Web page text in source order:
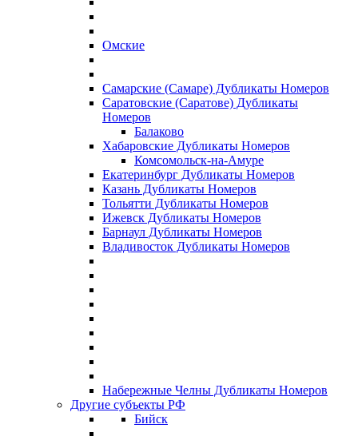
Омские
Самарские (Самаре) Дубликаты Номеров
Саратовские (Саратове) Дубликаты
Номеров
Балаково
Хабаровские Дубликаты Номеров
Комсомольск-на-Амуре
Екатеринбург Дубликаты Номеров
Казань Дубликаты Номеров
Тольятти Дубликаты Номеров
Ижевск Дубликаты Номеров
Барнаул Дубликаты Номеров
Владивосток Дубликаты Номеров
Набережные Челны Дубликаты Номеров
Другие субъекты РФ
Бийск